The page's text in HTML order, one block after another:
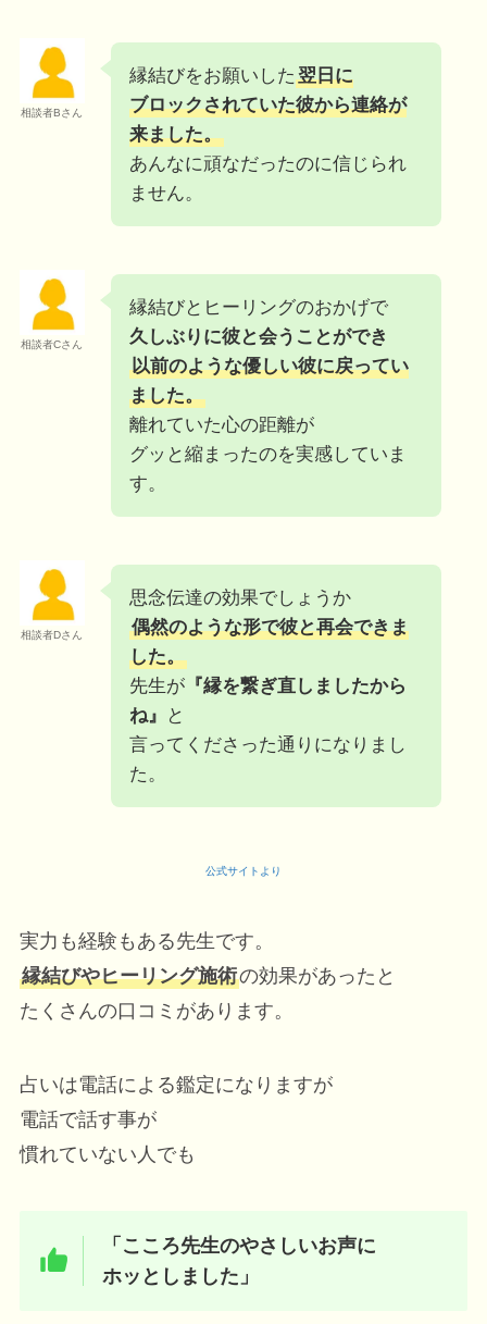
相談者Bさん
縁結びをお願いした 翌日に
ブロックされていた彼から連絡が
来ました。
あんなに頑なだったのに信じられ
ません。
相談者Cさん
縁結びとヒーリングのおかげで
久しぶりに彼と会うことができ
以前のような優しい彼に戻ってい
ました。
離れていた心の距離が
グッと縮まったのを実感していま
す。
相談者Dさん
思念伝達の効果でしょうか
偶然のような形で彼と再会できま
した。
先生が『縁を繋ぎ直しましたから
ね』
と
言ってくださった通りになりまし
た。
公式サイトより
実力も経験もある先生です。
縁結びやヒーリング施術の効果があったと
たくさんの口コミがあります。
占いは電話による鑑定になりますが
電話で話す事が
慣れていない人でも
「 こころ先生のやさしいお声に
ホッとしました 」